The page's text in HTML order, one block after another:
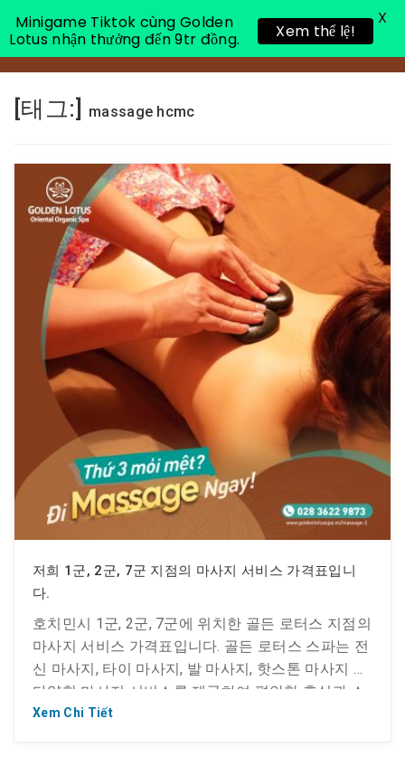
Toggle
[태그:] massage hcmc
저희 1군, 2군, 7군 지점의 마사지 서비스 가격표입니
다.
호치민시 1군, 2군, 7군에 위치한 골든 로터스 지점의
마사지 서비스 가격표입니다. 골든 로터스 스파는 전
신 마사지, 타이 마사지, 발 마사지, 핫스톤 마사지 등
다양한 마사지 서비스를 제공하여 편안한 휴식과 스
트레스 해소를 선사합니다. 자세한 가격표는 아래를
Xem Chi Tiết
Minigame Tiktok cùng Golden
Lotus nhận thưởng đến 9tr đồng.
Xem thể lệ!
X